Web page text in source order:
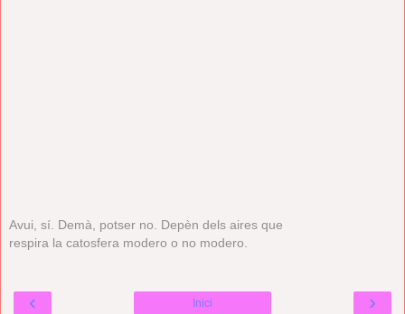
Avui, sí. Demà, potser no. Depèn dels aires que
respira la catosfera modero o no modero.
‹ ›
Inici